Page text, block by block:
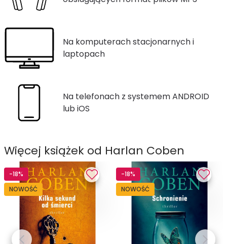
Na komputerach stacjonarnych i
laptopach
Na telefonach z systemem ANDROID
lub iOS
Więcej książek od Harlan Coben
-18%
NOWOŚĆ
-18%
NOWOŚĆ